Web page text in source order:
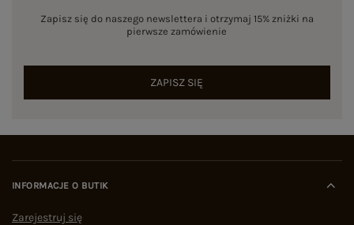
Zapisz się do naszego newslettera i otrzymaj 15% zniżki na
pierwsze zamówienie
ZAPISZ SIĘ
INFORMACJE O BUTIK
Zarejestruj się